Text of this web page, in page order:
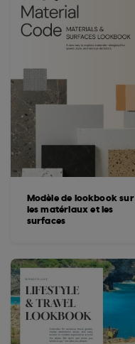
Modèle de lookbook sur
les matériaux et les
surfaces